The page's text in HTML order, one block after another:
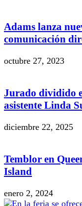
Adams lanza
comunicación
octubre 27, 2023
Jurado dividido
asistente Linda
diciembre 22, 2025
Temblor en
Island
enero 2, 2024